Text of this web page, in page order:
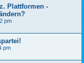
Plattformen -
pm
pm